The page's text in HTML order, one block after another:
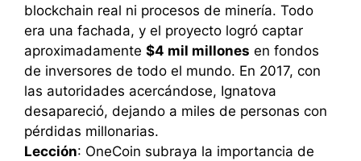
blockchain real ni procesos de minería. Todo
era una fachada, y el proyecto logró captar
aproximadamente $4 mil millones en fondos
de inversores de todo el mundo. En 2017, con
las autoridades acercándose, Ignatova
desapareció, dejando a miles de personas con
pérdidas millonarias.
Lección: OneCoin subraya la importancia de